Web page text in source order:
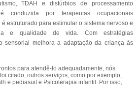
TDAH e distúrbios de processamento
conduzida por terapeutas ocupacionais
estruturado para estimular o sistema nervoso e
e qualidade de vida. Com estratégias
sensorial melhora a adaptação da criança às
para atendê-lo adequadamente, nós
citado, outros serviços, como por exemplo,
e pediasuit e Psicoterapia infantil. Por isso,